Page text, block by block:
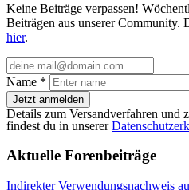
Keine Beiträge verpassen!
Beiträgen aus unserer Community.
hier.
Name *
Jetzt anmelden
Details zum Versandverfahren und
findest du in unserer
Aktuelle Forenbeiträge
Indirekter Verwendungsnachweis